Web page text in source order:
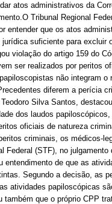
atos administrativos da
Tribunal Regional
entender que os atos
suficiente para excluir
violação do artigo 159 do
ser realizados por peritos
não integram
diferem a perícia
Silva Santos,
dos laudos
oficiais de natureza
criminais, os médicos-
Federal (STF), no julgamento
entendimento de que as
Segundo a decisão, as
atividades papiloscópicas
também que o próprio CPP